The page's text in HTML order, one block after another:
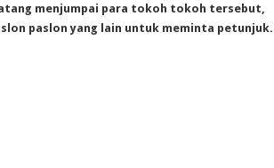
menjumpai para tokoh tokoh tersebut,
paslon yang lain untuk meminta petunjuk.